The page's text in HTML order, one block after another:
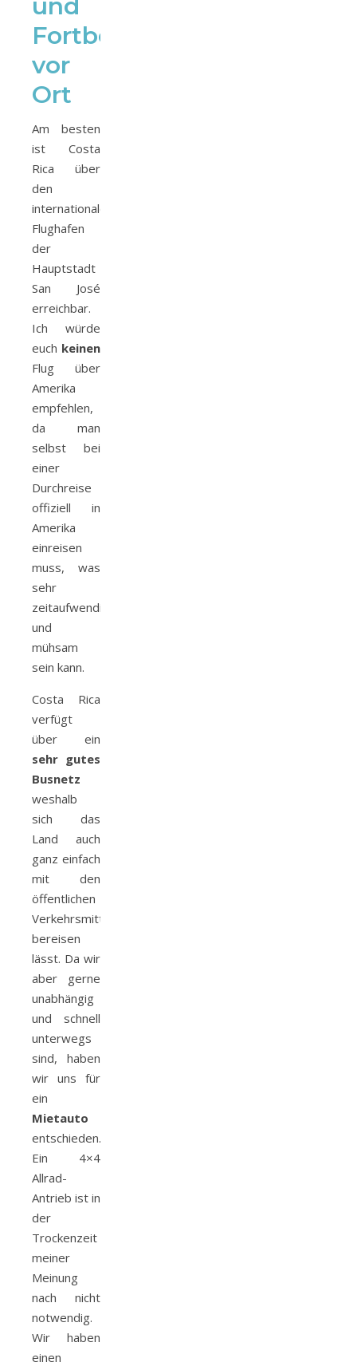
und
Fortbewegung
vor
Ort
Am besten
ist Costa
Rica über
den
internationalen
Flughafen
der
Hauptstadt
San José
erreichbar.
Ich würde
euch keinen
Flug über
Amerika
empfehlen,
da man
selbst bei
einer
Durchreise
offiziell in
Amerika
einreisen
muss, was
sehr
zeitaufwendig
und
mühsam
sein kann.
Costa Rica
verfügt
über ein
sehr gutes
Busnetz
weshalb
sich das
Land auch
ganz einfach
mit den
öffentlichen
Verkehrsmitteln
bereisen
lässt. Da wir
aber gerne
unabhängig
und schnell
unterwegs
sind, haben
wir uns für
ein
Mietauto
entschieden.
Ein 4×4
Allrad-
Antrieb ist in
der
Trockenzeit
meiner
Meinung
nach nicht
notwendig.
Wir haben
einen